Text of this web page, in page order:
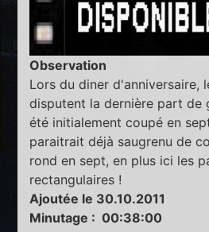
Observation
Lors du diner d'anniversaire,
disputent la dernière part de
été initialement coupé en
paraitrait déjà saugrenu de
rond en sept, en plus ici les
rectangulaires !
Ajoutée le 30.10.2011
Minutage : 00:38:00